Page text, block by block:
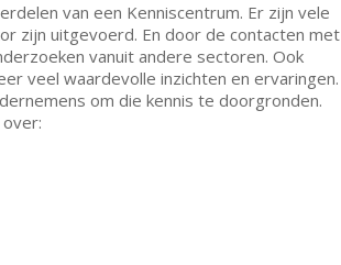
van een Kenniscentrum. Er zijn vele
zijn uitgevoerd. En door de contacten met
vanuit andere sectoren. Ook
veel waardevolle inzichten en ervaringen.
om die kennis te doorgronden.